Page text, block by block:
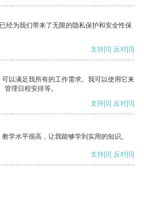
经为我们带来了无限的隐私保护和安全性保
支持[0] 反对[0]
以满足我所有的工作需求。我可以使用它来
理日程安排等。
支持[0] 反对[0]
学水平很高，让我能够学到实用的知识。
支持[0] 反对[0]